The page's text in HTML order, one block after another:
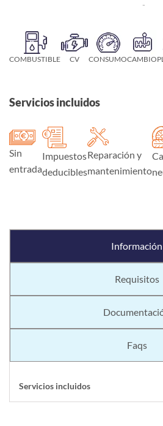
COMBUSTIBLE CV CONSUMOCAMBIO
Servicios incluidos
Sin
entrada
Impuestos
deducibles
Reparación y
mantenimiento
Información
Requisitos
Faqs
Servicios incluidos